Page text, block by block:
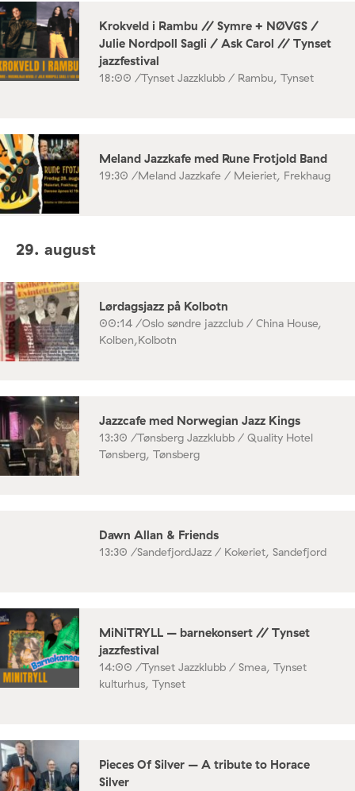
Krokveld i Rambu // Symre + NØVGS /
Julie Nordpoll Sagli / Ask Carol // Tynset
jazzfestival
18:00 /Tynset Jazzklubb / Rambu, Tynset
Meland Jazzkafe med Rune Frotjold Band
19:30 /Meland Jazzkafe / Meieriet, Frekhaug
29. august
Lørdagsjazz på Kolbotn
00:14 /Oslo søndre jazzclub / China House,
Kolben,Kolbotn
Jazzcafe med Norwegian Jazz Kings
13:30 /Tønsberg Jazzklubb / Quality Hotel
Tønsberg, Tønsberg
Dawn Allan & Friends
13:30 /SandefjordJazz / Kokeriet, Sandefjord
MiNiTRYLL – barnekonsert // Tynset
jazzfestival
14:00 /Tynset Jazzklubb / Smea, Tynset
kulturhus, Tynset
Pieces Of Silver – A tribute to Horace
Silver